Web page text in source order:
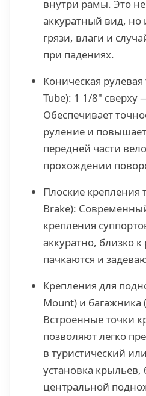
внутри рамы. Это
аккуратный вид, но
грязи, влаги и
при падениях.
Коническая рулевая
Tube): 1 1/8" сверху
Обеспечивает
руление и
передней части
прохождении
Плоские крепления
Brake):
крепления
аккуратно, близко
пачкаются и
Крепления для
Mount) и багажника
Встроенные точки
позволяют легко
в туристический
установка
центральной